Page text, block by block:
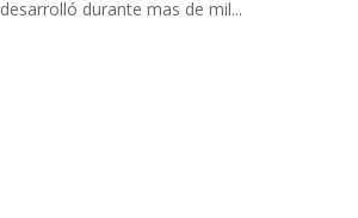
desarrolló durante mas de mil...